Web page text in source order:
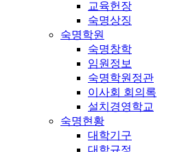
교육헌장
숙명상징
숙명학원
숙명창학
임원정보
숙명학원정관
이사회 회의록
설치경영학교
숙명현황
대학기구
대학규정